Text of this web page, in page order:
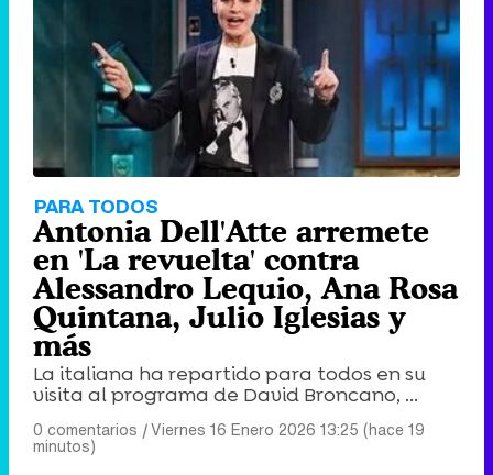
PARA TODOS
Antonia Dell'Atte arremete
en 'La revuelta' contra
Alessandro Lequio, Ana Rosa
Quintana, Julio Iglesias y
más
La italiana ha repartido para todos en su
visita al programa de David Broncano, ...
0 comentarios |Viernes 16 Enero 2026 13:25 (hace 19
minutos)